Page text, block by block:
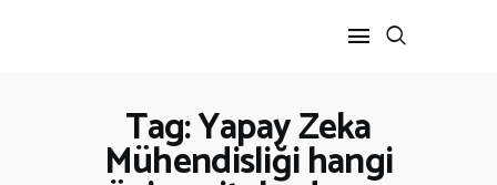
Tag: Yapay Zeka
Mühendisliği hangi
ANA SAYFA